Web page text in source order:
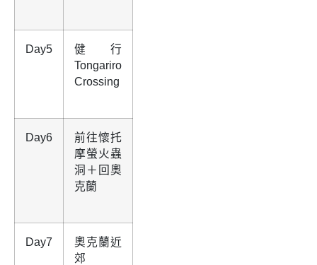
Day5
健行
Tongariro
Crossing
Day6
前往懷托
摩螢火蟲
洞＋回奧
克蘭
Day7
奧克蘭近
郊